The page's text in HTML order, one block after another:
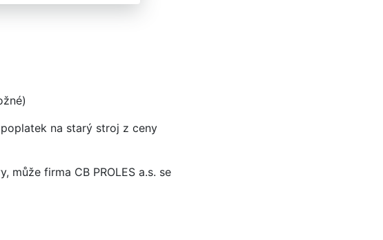
na starý stroj z ceny
firma CB PROLES a.s. se